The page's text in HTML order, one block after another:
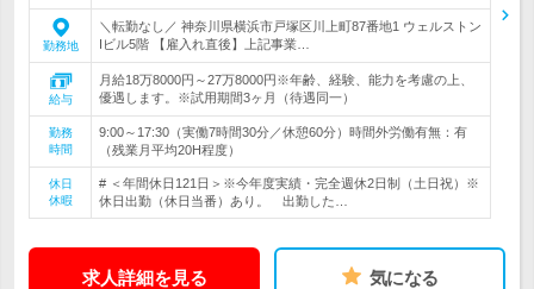
勤務地
＼転勤なし／ 神奈川県横浜市戸塚区川上町87番地1 ウェルストン
Iビル5階 【雇入れ直後】上記事業…
給与
月給18万8000円～27万8000円※年齢、経験、能力を考慮の上、
優遇します。※試用期間3ヶ月（待遇同一）
勤務
時間
9:00～17:30（実働7時間30分／休憩60分）時間外労働有無：有
（残業月平均20H程度）
休日
休暇
# ＜年間休日121日＞※今年度実績・完全週休2日制（土日祝）※
休日出勤（休日当番）あり。 出勤した…
求人詳細を見る 気になる